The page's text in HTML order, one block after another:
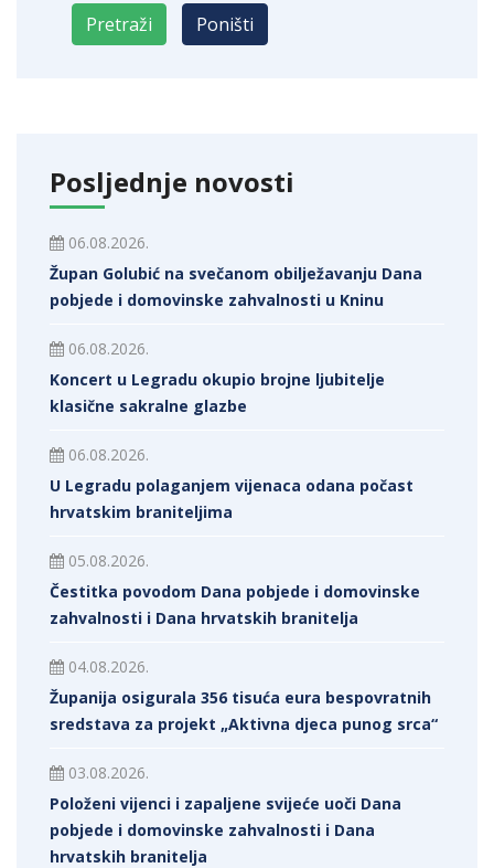
Posljednje novosti
06.08.2026.
Župan Golubić na svečanom obilježavanju Dana
pobjede i domovinske zahvalnosti u Kninu
06.08.2026.
Koncert u Legradu okupio brojne ljubitelje
klasične sakralne glazbe
06.08.2026.
U Legradu polaganjem vijenaca odana počast
hrvatskim braniteljima
05.08.2026.
Čestitka povodom Dana pobjede i domovinske
zahvalnosti i Dana hrvatskih branitelja
04.08.2026.
Županija osigurala 356 tisuća eura bespovratnih
sredstava za projekt „Aktivna djeca punog srca“
03.08.2026.
Položeni vijenci i zapaljene svijeće uoči Dana
pobjede i domovinske zahvalnosti i Dana
hrvatskih branitelja